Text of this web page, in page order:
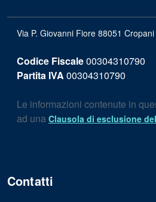
Via P. Giovanni Fiore 88051
Codice Fiscale00304310790
Partita IVA 00304310790
Le informazioni contenute in
ad una Clausola di esclusione
Contatti